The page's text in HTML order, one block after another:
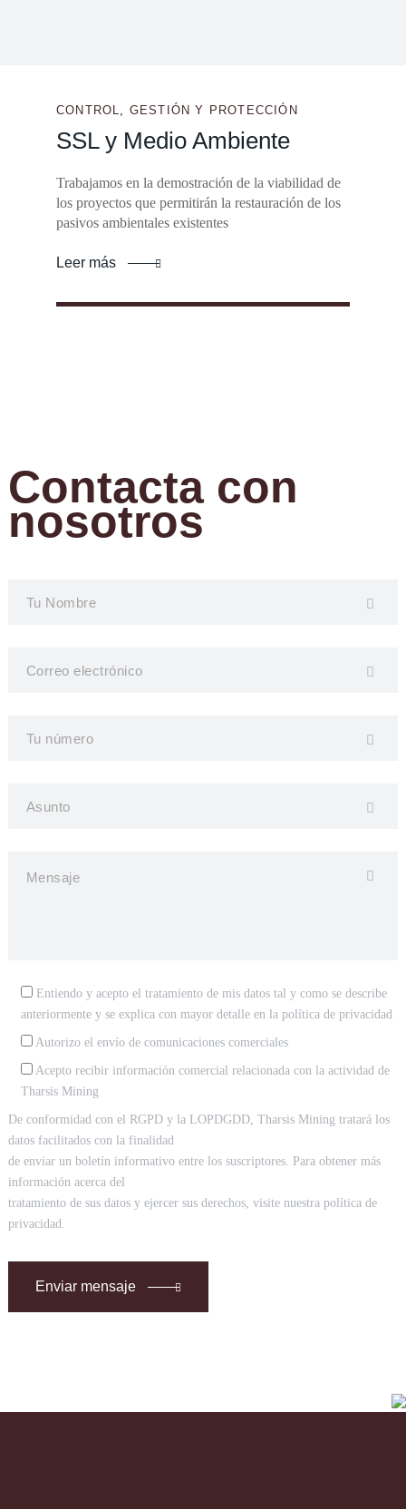
CONTROL, GESTIÓN Y PROTECCIÓN
SSL y Medio Ambiente
Trabajamos en la demostración de la viabilidad de
los proyectos que permitirán la restauración de los
pasivos ambientales existentes
Leer más
Contacta con
nosotros
Entiendo y acepto el tratamiento de mis datos tal y como se describe
anteriormente y se explica con mayor detalle en la política de privacidad
Autorizo el envío de comunicaciones comerciales
Acepto recibir información comercial relacionada con la actividad de
Tharsis Mining
De conformidad con el RGPD y la LOPDGDD, Tharsis Mining tratará los
datos facilitados con la finalidad
de enviar un boletín informativo entre los suscriptores. Para obtener más
información acerca del
tratamiento de sus datos y ejercer sus derechos, visite nuestra política de
privacidad.
Enviar mensaje